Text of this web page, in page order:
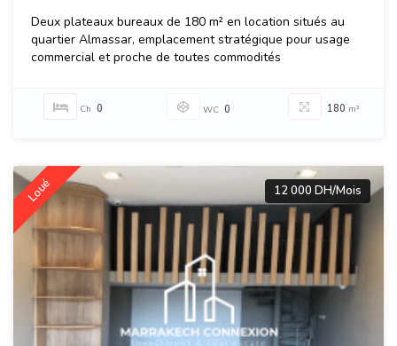
Deux plateaux bureaux de 180 m² en location situés au
quartier Almassar, emplacement stratégique pour usage
commercial et proche de toutes commodités
Ch 0 WC 0 180 m²
Loué 12 000 DH/Mois